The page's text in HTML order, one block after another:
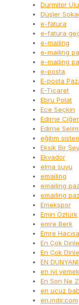
Durmitor
Düşler
e-fatura
e-fatura
e-mailing
e-mailing
e-mailing
e-posta
E-posta
E-Ticaret
Ebru Polat
Ece Seçkin
Edirne
Edirne
eğitim
Eksik Bir
Ekvador
elma suyu
emailing
emailing
emailing
Emekspor
Emin Öztürk
emre Berk
Emre
En Çok
En Çok
EN
en iyi
En Son Ne
en ucuz
en.indir.com